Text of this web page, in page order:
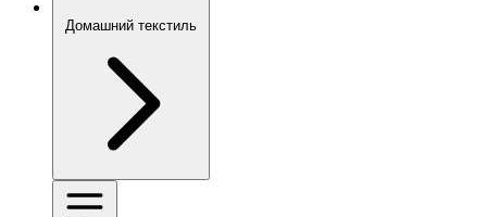
Домашний текстиль